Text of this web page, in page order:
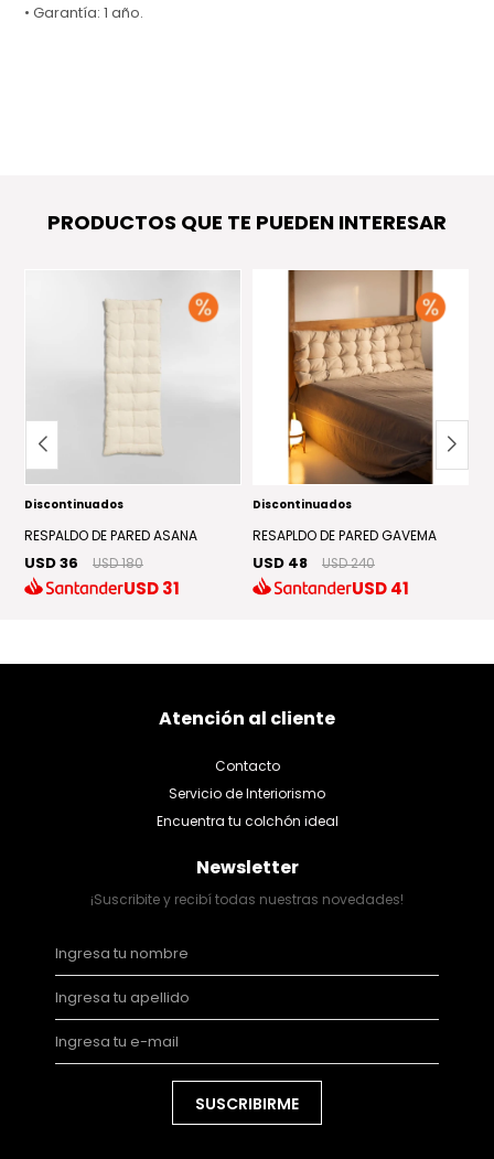
• Garantía: 1 año.
PRODUCTOS QUE TE PUEDEN INTERESAR
Discontinuados
RESPALDO DE PARED ASANA
USD 36 USD 180
USD31
Discontinuados
RESAPLDO DE PARED GAVEMA
USD 48 USD 240
USD41
Atención al cliente
Contacto
Servicio de Interiorismo
Encuentra tu colchón ideal
Newsletter
¡Suscribite y recibí todas nuestras novedades!
SUSCRIBIRME